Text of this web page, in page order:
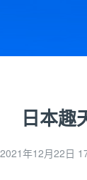
日本趣
2021年12月22日